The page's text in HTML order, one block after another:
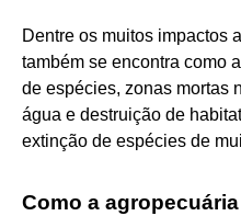
Dentre os muitos impactos
também se encontra como
de espécies, zonas mortas
água e destruição de
extinção de espécies de
Como a